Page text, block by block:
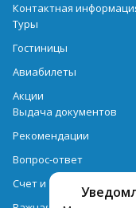
Контактная
Туры
Гостиницы
Авиабилеты
Акции
Выдача документов
Рекомендации
Вопрос-ответ
Счет и оплата